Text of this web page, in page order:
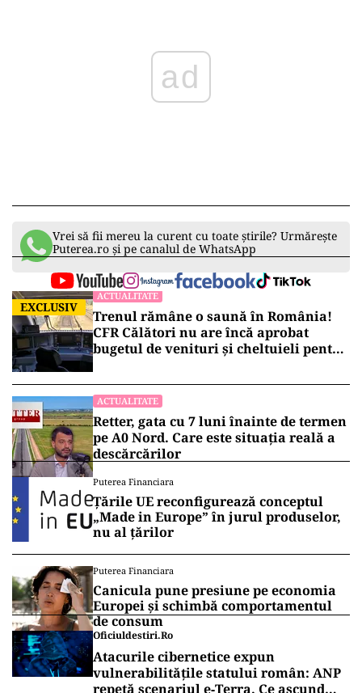
ad
Vrei să fii mereu la curent cu toate știrile? Urmărește
Puterea.ro și pe canalul de WhatsApp
EXCLUSIV
ACTUALITATE
Trenul rămâne o saună în România!
CFR Călători nu are încă aprobat
bugetul de venituri și cheltuieli pentru
ACTUALITATE
Retter, gata cu 7 luni înainte de termen
pe A0 Nord. Care este situația reală a
descărcărilor
Puterea Financiara
Țările UE reconfigurează conceptul
„Made in Europe” în jurul produselor,
nu al țărilor
Puterea Financiara
Canicula pune presiune pe economia
Europei și schimbă comportamentul
de consum
Oficiuldestiri.ro
Atacurile cibernetice expun
vulnerabilitățile statului român: ANP
repetă scenariul e‑Terra. Ce ascund